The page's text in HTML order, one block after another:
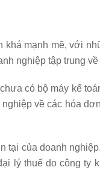
khá mạnh mẽ, với
nghiệp tập trung về
có bộ máy kế
về các hóa
tại của doanh
lý thuế do công